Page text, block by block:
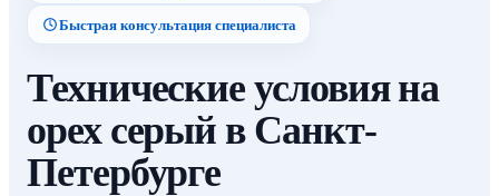
Быстрая консультация специалиста
Технические условия на
орех серый в Санкт-
Петербурге